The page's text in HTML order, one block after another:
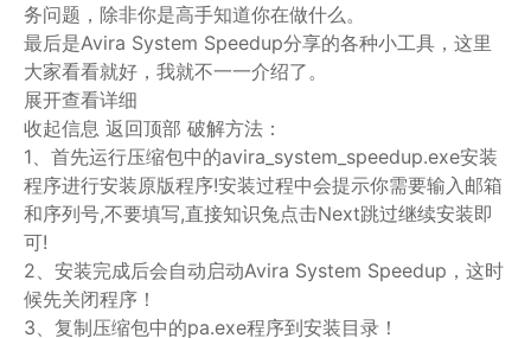
务问题，除非你是高手知道你在做什么。
最后是Avira System Speedup分享的各种小工具，这里
大家看看就好，我就不一一介绍了。
展开查看详细
收起信息 返回顶部 破解方法：
1、首先运行压缩包中的avira_system_speedup.exe安装
程序进行安装原版程序!安装过程中会提示你需要输入邮箱
和序列号,不要填写,直接知识兔点击Next跳过继续安装即
可!
2、安装完成后会自动启动Avira System Speedup，这时
候先关闭程序！
3、复制压缩包中的pa.exe程序到安装目录！